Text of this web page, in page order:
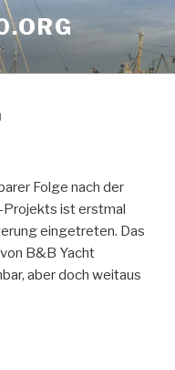
Folge nach der
ist erstmal
eingetreten. Das
B&B Yacht
aber doch weitaus